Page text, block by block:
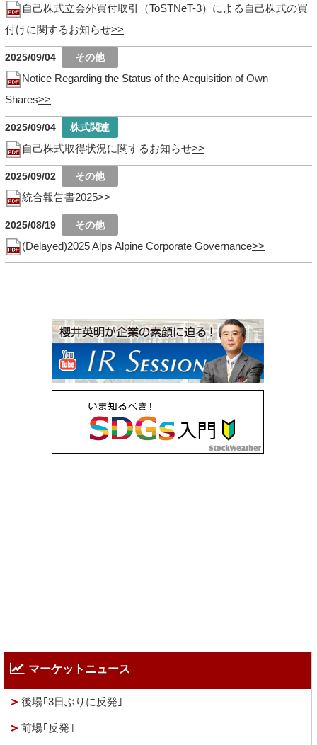
自己株式立会外買付取引（ToSTNeT-3）による自己株式の買
付けに関するお知らせ
2025/09/04
Notice Regarding the Status of the Acquisition of Own
Shares
2025/09/04
自己株式取得状況に関するお知らせ
2025/09/02
統合報告書2025
2025/08/19
(Delayed)2025 Alps Alpine Corporate Governance
マーケットニュース
後場｢3日ぶりに反発｣
前場｢反発｣